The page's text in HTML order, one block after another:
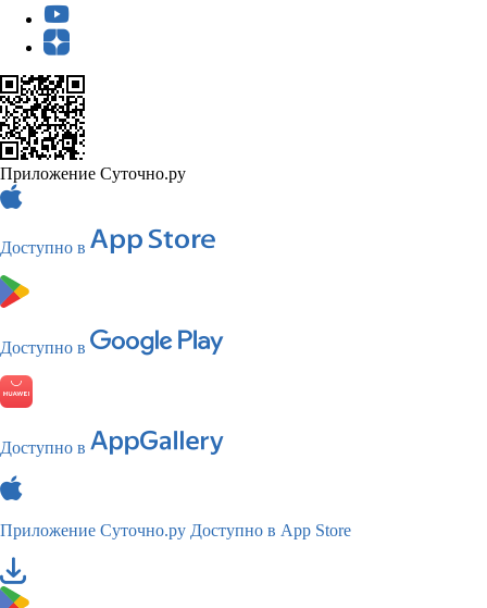
Приложение Суточно.ру
Доступно в
Доступно в
Доступно в
Приложение Суточно.ру Доступно в App Store